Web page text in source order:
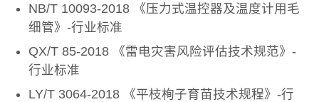
NB/T 10093-2018 《压力式温控器及温度计用毛
细管》-行业标准
QX/T 85-2018 《雷电灾害风险评估技术规范》-
行业标准
LY/T 3064-2018 《平枝栒子育苗技术规程》-行